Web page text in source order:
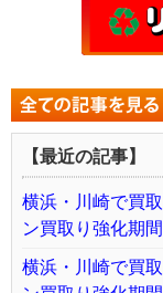
【最近の記事】
横浜・川崎で買
ン買取り強化期間
横浜・川崎で買